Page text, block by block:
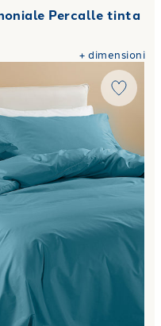
Percalle tinta
+dimensioni
Matrimoniale Percalle